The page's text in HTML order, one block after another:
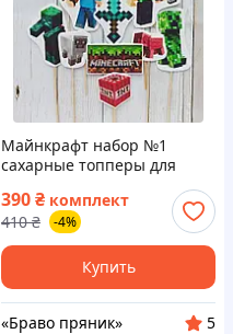
Майнкрафт набор №1
сахарные топперы для
торта на мастике большой
набор
390₴ комплект
410 ₴ -4%
Купить
«Браво пряник»
5